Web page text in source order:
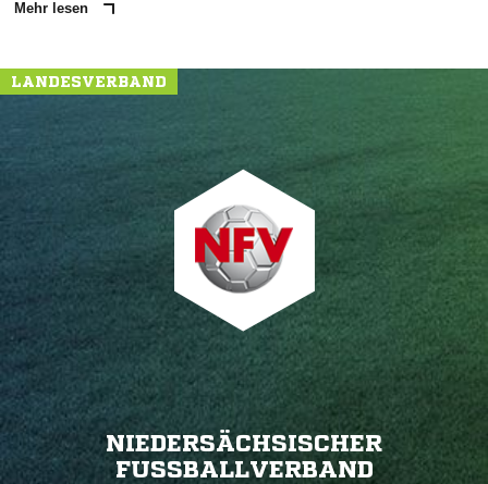
Mehr lesen
LANDESVERBAND
NIEDERSÄCHSISCHER
FUSSBALLVERBAND